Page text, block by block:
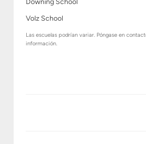
Downing School
Volz School
Las escuelas podrían variar. Póngase en
información.